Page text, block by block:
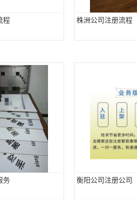
程 株洲公司注册流程
务 衡阳公司注册公司